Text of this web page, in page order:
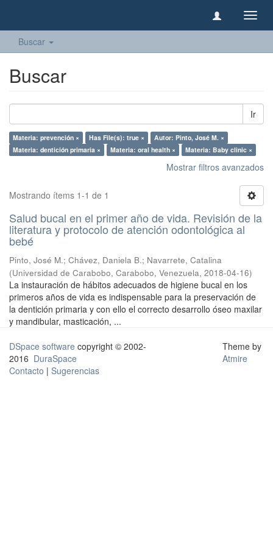
Buscar
Buscar
Ir
Materia: prevención × Has File(s): true ×
Autor: Pinto, José M. ×
Materia: dentición primaria ×
Materia: oral health × Materia: Baby clinic ×
Mostrar filtros avanzados
Mostrando ítems 1-1 de 1
Salud bucal en el primer año de vida. Revisión de la
literatura y protocolo de atención odontológica al
bebé
Pinto, José M.; Chávez, Daniela B.; Navarrete, Catalina
(Universidad de Carabobo, Carabobo, Venezuela, 2018-04-16)
La instauración de hábitos adecuados de higiene bucal en los
primeros años de vida es indispensable para la preservación de
la dentición primaria y con ello el correcto desarrollo óseo maxilar
y mandibular, masticación, ...
DSpace software copyright © 2002-
2016 DuraSpace
Contacto | Sugerencias
Theme by
Atmire